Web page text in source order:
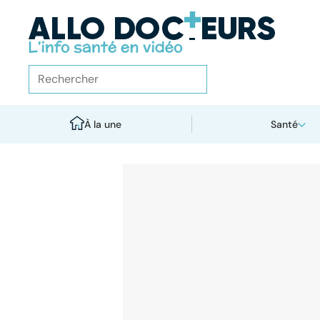
À la une Santé